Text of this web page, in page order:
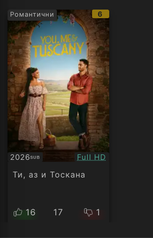
Романтични
IMDb
рейтинг:
6
2026SUB
Субтитри Качество:
Full HD
Ти, аз и Тоскана
16 17 1